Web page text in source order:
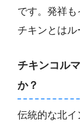
です。発祥
チキンとはル
チキンコル
か？
伝統的な北イ